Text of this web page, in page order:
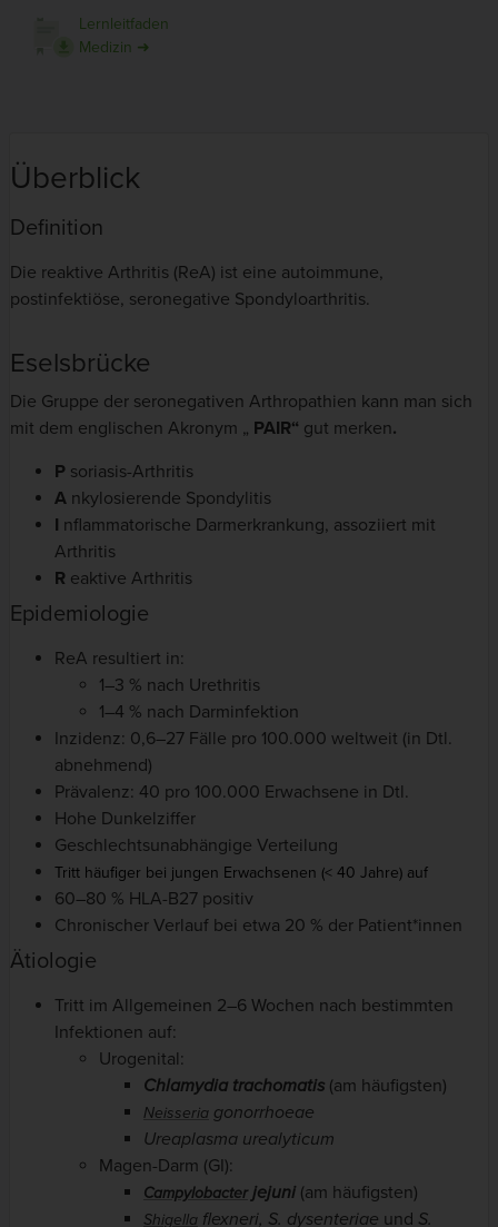
Lernleitfaden
Medizin ➜
Überblick
Definition
Die reaktive Arthritis (ReA) ist eine autoimmune,
postinfektiöse, seronegative Spondyloarthritis.
Eselsbrücke
Die Gruppe der seronegativen Arthropathien kann man sich
mit dem englischen Akronym „ PAIR“ gut merken.
P soriasis-Arthritis
A nkylosierende Spondylitis
I nflammatorische Darmerkrankung, assoziiert mit
Arthritis
R eaktive Arthritis
Epidemiologie
ReA resultiert in:
1–3 % nach Urethritis
1–4 % nach Darminfektion
Inzidenz: 0,6–27 Fälle pro 100.000 weltweit (in Dtl.
abnehmend)
Prävalenz: 40 pro 100.000 Erwachsene in Dtl.
Hohe Dunkelziffer
Geschlechtsunabhängige Verteilung
Tritt häufiger bei jungen Erwachsenen (< 40 Jahre) auf
60–80 % HLA-B27 positiv
Chronischer Verlauf bei etwa 20 % der Patient*innen
Ätiologie
Tritt im Allgemeinen 2–6 Wochen nach bestimmten
Infektionen auf:
Urogenital:
Chlamydia trachomatis (am häufigsten)
Neisseria gonorrhoeae
Ureaplasma urealyticum
Magen-Darm (GI):
Campylobacter jejuni (am häufigsten)
Shigella flexneri, S. dysenteriae und S.